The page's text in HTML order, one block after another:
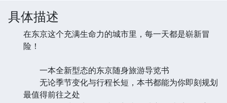
具体描述
在东京这个充满生命力的城市里，每一天都是崭新冒
险！
一本全新型态的东京随身旅游导览书
无论季节变化与行程长短，本书都能为你即刻规划
最值得前往之处